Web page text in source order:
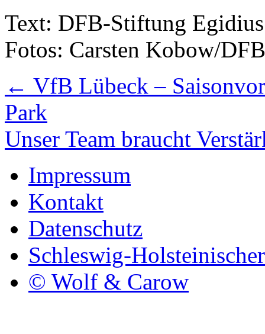
Text: DFB-Stiftung
Fotos: Carsten Kobow/DFB
← VfB Lübeck –
Park
Unser Team braucht
Impressum
Kontakt
Datenschutz
Schleswig-
© Wolf & Carow